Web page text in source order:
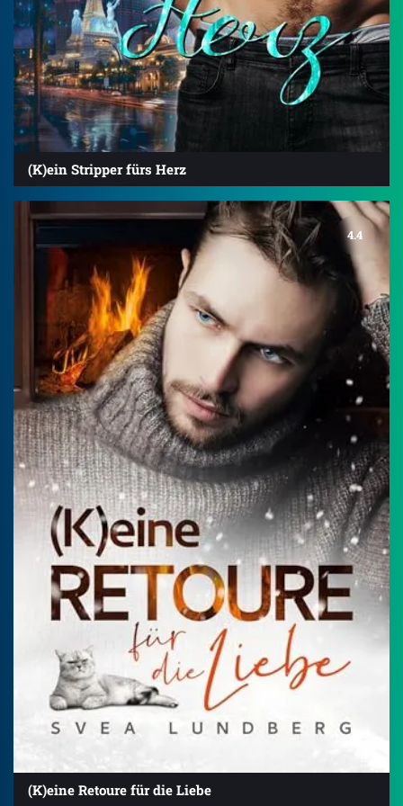
(K)ein Stripper fürs Herz
4.4
(K)eine Retoure für die Liebe